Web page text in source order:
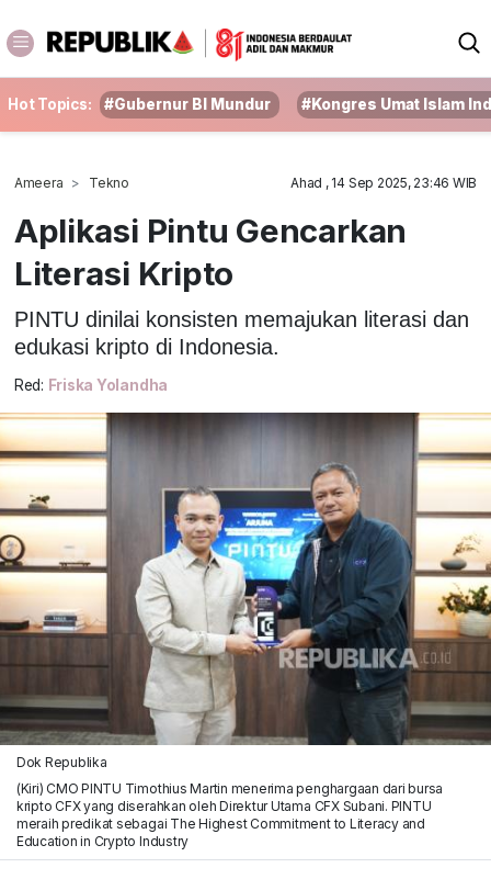
Hot Topics: #Gubernur BI Mundur #Kongres Umat Islam
Ameera Tekno Ahad , 14 Sep 2025, 23:46 WIB
Aplikasi Pintu Gencarkan
Literasi Kripto
PINTU dinilai konsisten memajukan literasi dan
edukasi kripto di Indonesia.
Red: Friska Yolandha
Dok Republika
(Kiri) CMO PINTU Timothius Martin menerima penghargaan dari bursa
kripto CFX yang diserahkan oleh Direktur Utama CFX Subani. PINTU
meraih predikat sebagai The Highest Commitment to Literacy and
Education in Crypto Industry